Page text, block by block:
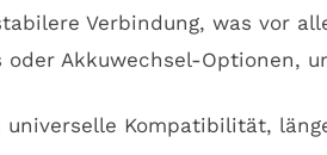
Verbindung, was vor
oder Akkuwechsel-Optionen,
universelle Kompatibilität,